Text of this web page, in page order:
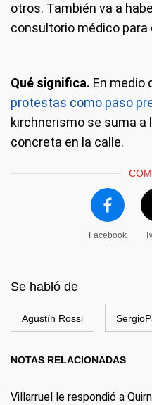
otros. También va a
consultorio médico
Qué significa. En medio
protestas como paso
kirchnerismo se suma a
concreta en la calle.
Facebook
Se habló de
Agustín Rossi
NOTAS RELACIONADAS
Villarruel le respondió a